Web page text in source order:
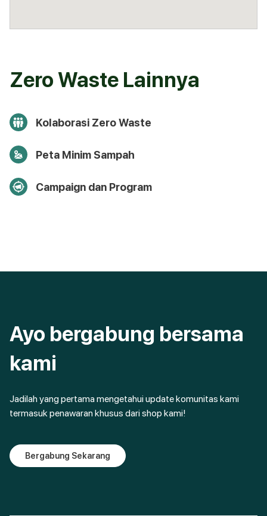
Zero Waste Lainnya
Kolaborasi Zero Waste
Peta Minim Sampah
Campaign dan Program
Ayo bergabung bersama
kami
Jadilah yang pertama mengetahui update komunitas kami
termasuk penawaran khusus dari shop kami!
Bergabung Sekarang